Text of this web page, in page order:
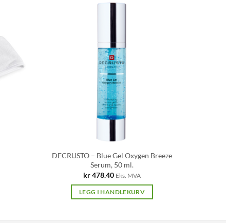
DECRUSTO – Blue Gel Oxygen Breeze
Serum, 50 ml.
kr478.40 Eks. MVA
LEGG I HANDLEKURV